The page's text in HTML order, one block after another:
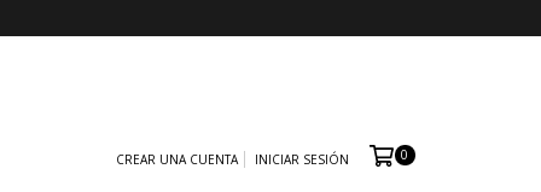
CREAR UNA CUENTA INICIAR SESIÓN 0